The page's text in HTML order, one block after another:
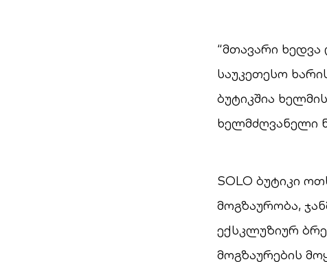
“მთავარი
საუკეთესო
ბუტიკშია
ხელმძღვანელი
SOLO ბუტიკი
მოგზაურობა,
ექსკლუზიურ
მოგზაურების